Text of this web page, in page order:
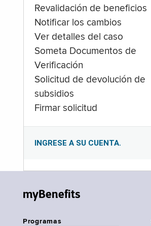
Revalidación de beneficios
Notificar los cambios
Ver detalles del caso
Someta Documentos de
Verificación
Solicitud de devolución de
subsidios
Firmar solicitud
INGRESE A SU CUENTA.
myBenefits
Programas